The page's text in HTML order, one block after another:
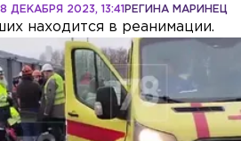
РЕГИНА МАРИНЕЦ
ДЕКАБРЯ 2023, 13:41
находится в реанимации.